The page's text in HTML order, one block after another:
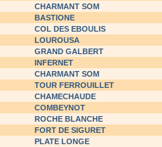
CHARMANT SOM
BASTIONE
COL DES EBOULIS
LOUROUSA
GRAND GALBERT
INFERNET
CHARMANT SOM
TOUR FERROUILLET
CHAMECHAUDE
COMBEYNOT
ROCHE BLANCHE
FORT DE SIGURET
PLATE LONGE